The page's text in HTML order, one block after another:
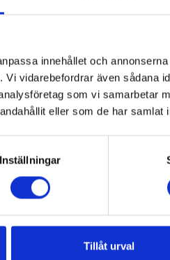
innehållet och
vidarebefordrar även sådana
som vi samarbetar
eller som de har samlat
Inställningar
Tillåt urval